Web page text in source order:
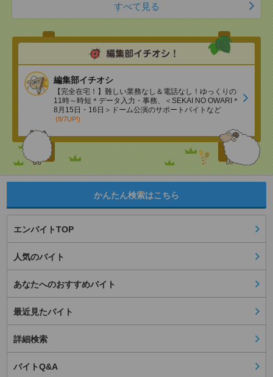
すべて見る
編集部イチオシ
【完全在宅！】難しい業務なし＆電話なし！ゆっくりの
11時～時短＊データ入力・事務、＜SEKAI NO OWARI＊
8月15日・16日＞ドーム公演のサポートバイトなど
(8/7UP!)
かんたん検索はこちら
エンバイトTOP
人気のバイト
あなたへのおすすめバイト
最近見たバイト
詳細検索
バイトQ&A